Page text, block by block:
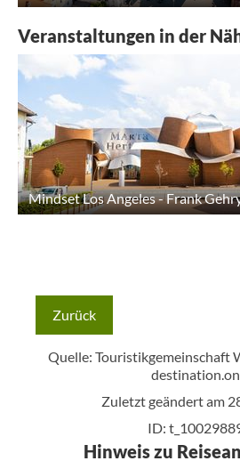
Veranstaltungen in der
Zurück
Quelle: Touristikgemeinschaft
Zuletzt geändert am
ID:
Hinweis zu